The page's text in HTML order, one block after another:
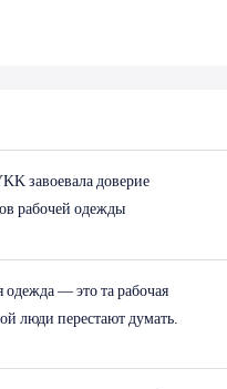
завоевала доверие
рабочей одежды
одежда — это та рабочая
люди перестают думать.